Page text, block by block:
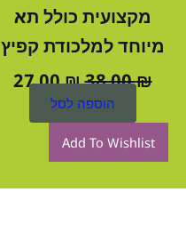
מקצועית כולל תא
מיוחד למלכודת קפיץ
38.00₪
27.00₪
הוספה לסל
Add To Wishlist